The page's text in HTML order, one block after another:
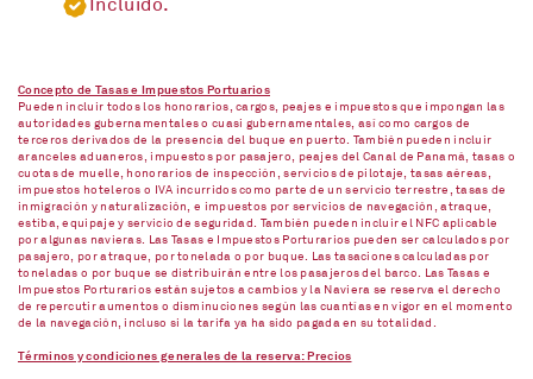
Incluido.
Concepto de Tasas e Impuestos Portuarios
Pueden incluir todos los honorarios, cargos, peajes e impuestos que impongan las
autoridades gubernamentales o cuasi gubernamentales, así como cargos de
terceros derivados de la presencia del buque en puerto. También pueden incluir
aranceles aduaneros, impuestos por pasajero, peajes del Canal de Panamá, tasas o
cuotas de muelle, honorarios de inspección, servicios de pilotaje, tasas aéreas,
impuestos hoteleros o IVA incurridos como parte de un servicio terrestre, tasas de
inmigración y naturalización, e impuestos por servicios de navegación, atraque,
estiba, equipaje y servicio de seguridad. También pueden incluir el NFC aplicable
por algunas navieras. Las Tasas e Impuestos Porturarios pueden ser calculados por
pasajero, por atraque, por tonelada o por buque. Las tasaciones calculadas por
toneladas o por buque se distribuirán entre los pasajeros del barco. Las Tasas e
Impuestos Porturarios están sujetos a cambios y la Naviera se reserva el derecho
de repercutir aumentos o disminuciones según las cuantías en vigor en el momento
de la navegación, incluso si la tarifa ya ha sido pagada en su totalidad.
Términos y condiciones generales de la reserva: Precios